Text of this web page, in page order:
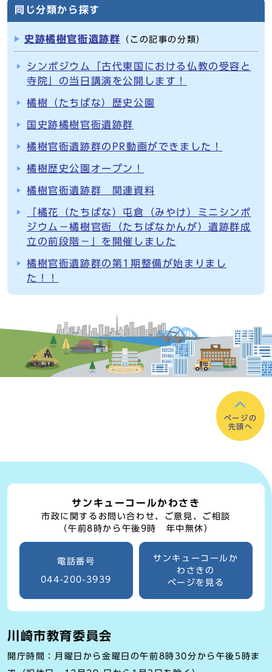
同じ分類から探す
史跡橘樹官衙遺跡群 （この記事の分類）
シンポジウム「古代東国における仏教の受容と
寺院」の当日講演を公開します！
橘樹（たちばな）歴史公園
国史跡橘樹官衙遺跡群
橘樹官衙遺跡群のPR動画ができました！
橘樹歴史公園オープン！
橘樹官衙遺跡群 関連資料
「橘花（たちばな）屯倉（みやけ）ミニシンポ
ジウム－橘樹官衙（たちばなかんが）遺跡群成
立の前段階－」を開催しました
橘樹官衙遺跡群の第1期整備が始まりまし
た！！
ページの
先頭へ
サンキューコールかわさき
市政に関するお問い合わせ、ご意見、ご相談
（午前8時から午後9時 年中無休）
電話番号
044-200-3939
サンキューコールか
わさきの
ページを見る
川崎市教育委員会
開庁時間：月曜日から金曜日の午前8時30分から午後5時ま